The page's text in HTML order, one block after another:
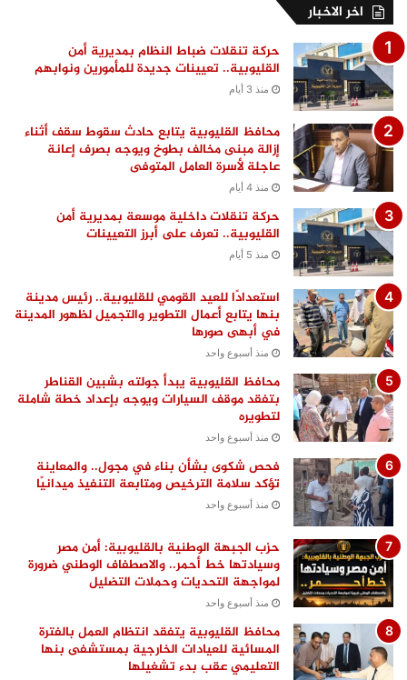
اخر الاخبار
حركة تنقلات ضباط النظام بمديرية أمن
القليوبية.. تعيينات جديدة للمأمورين ونوابهم
منذ 3 أيام
محافظ القليوبية يتابع حادث سقوط سقف أثناء
إزالة مبنى مخالف بطوخ ويوجه بصرف إعانة
عاجلة لأسرة العامل المتوفى
منذ 4 أيام
حركة تنقلات داخلية موسعة بمديرية أمن
القليوبية.. تعرف على أبرز التعيينات
منذ 5 أيام
استعدادًا للعيد القومي للقليوبية.. رئيس مدينة
بنها يتابع أعمال التطوير والتجميل لظهور المدينة
في أبهى صورها
منذ أسبوع واحد
محافظ القليوبية يبدأ جولته بشبين القناطر
بتفقد موقف السيارات ويوجه بإعداد خطة شاملة
لتطويره
منذ أسبوع واحد
فحص شكوى بشأن بناء في مجول.. والمعاينة
تؤكد سلامة الترخيص ومتابعة التنفيذ ميدانيًا
منذ أسبوع واحد
حزب الجبهة الوطنية بالقليوبية: أمن مصر
وسيادتها خط أحمر.. والاصطفاف الوطني ضرورة
لمواجهة التحديات وحملات التضليل
منذ أسبوع واحد
محافظ القليوبية يتفقد انتظام العمل بالفترة
المسائية للعيادات الخارجية بمستشفى بنها
التعليمي عقب بدء تشغيلها